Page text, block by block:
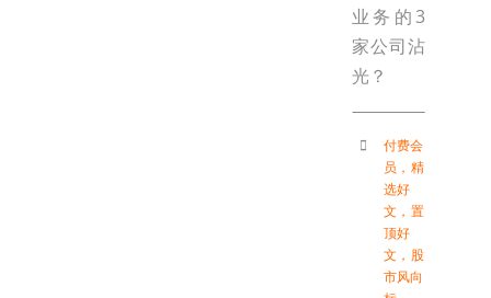
业务的3
家公司沾
光？
付费会
员 ， 精
选好
文 ， 置
顶好
文 ， 股
市风向